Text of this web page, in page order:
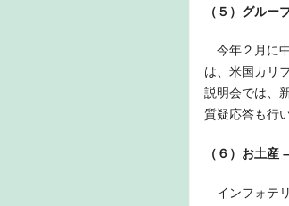
（５）グル
今年２月に
は、米国カリ
説明会では、
質疑応答も行
（６）お土産
インフォテ